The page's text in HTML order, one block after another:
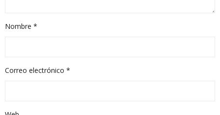
Nombre *
Correo electrónico *